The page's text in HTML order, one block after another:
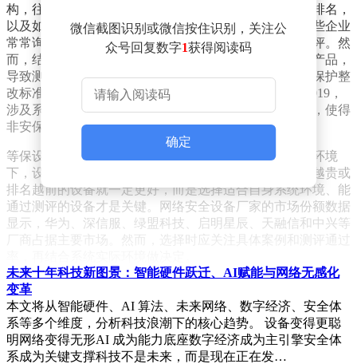
构，往往不清楚具体应该如何操作，如何参考设备厂家排名，
以及如何选择一套真正能通过等保测评的解决方案。这些企业
常常询问，是否只要购买了主流等保设备，就能通过测评。然
而，结果往往是购置了一堆合规但不适用于自身业务的产品，
导致测评流程受阻，不得不返工并花费更多资金。等级保护整
改标准较为复杂，例如2022年的国家标准GB/T 22239-2019，
涉及系统定级、建设整改、技术和管理要求等多个方面，使得
非安保背景的技术团队难以把握。
等保设备厂家的排名虽然可以作为参考，但在不同业务环境
下，设备适配性和集成兼容性才是首要考虑因素。不是越贵或
排名越前的设备就一定更好，而是选择适合自身系统环境、能
通过测评的设备才是关键。网络安全设备厂家的市场份额数据
显示，华为、深信服、绿盟科技、启明星辰、天融信和中兴等
厂商占据主要市场。然而，选择时应关注具体案例和测评通过
企业常陷入的误区是认为设备越多越好。一家制造业龙头企业
曾组建项目组，列出了十几种网络安全设备，包括防火墙、入
侵检测、态势感知和主机加固等。然而，测评机构检查后发现
整改效果不协调，部分设备功能重复，部分设备与管理流程脱
节。这说明安全不是设备的简单堆砌，而是需要根据核心资产
微信截图识别或微信按住识别，关注公
众号回复数字1获得阅读码
确定
未来十年科技新图景：智能硬件跃迁、AI赋能与网络无感化
变革
本文将从智能硬件、AI 算法、未来网络、数字经济、安全体
系等多个维度，分析科技浪潮下的核心趋势。 设备变得更聪
明网络变得无形AI 成为能力底座数字经济成为主引擎安全体
系成为关键支撑科技不是未来，而是现在正在发…